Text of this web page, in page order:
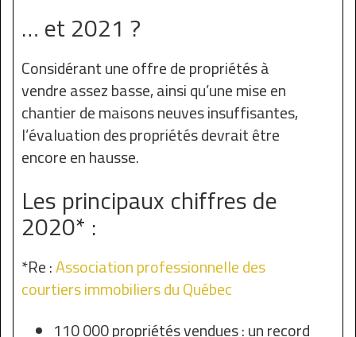
… et 2021 ?
Considérant une offre de propriétés à
vendre assez basse, ainsi qu’une mise en
chantier de maisons neuves insuffisantes,
l’évaluation des propriétés devrait être
encore en hausse.
Les principaux chiffres de
2020* :
*Re :Association professionnelle des
courtiers immobiliers du Québec
110 000 propriétés vendues : un record